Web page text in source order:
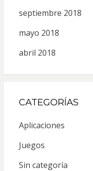
septiembre 2018
mayo 2018
abril 2018
CATEGORÍAS
Aplicaciones
Juegos
Sin categoría